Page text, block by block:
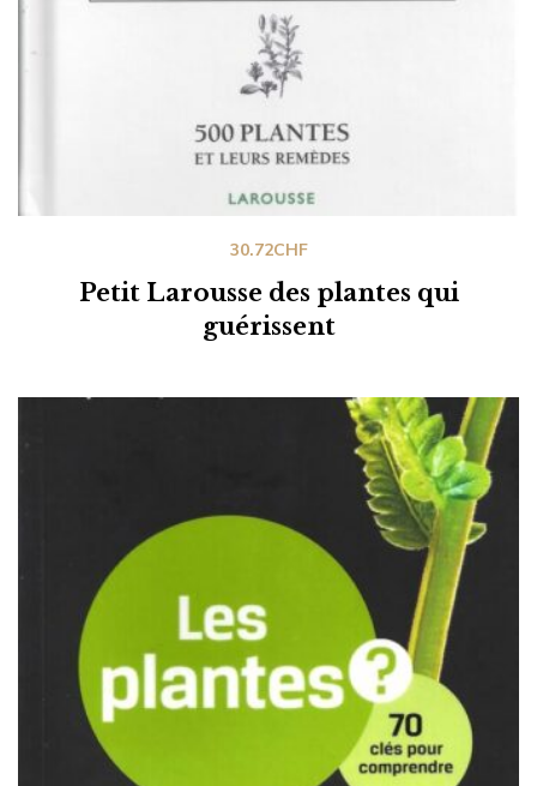
Petit Larousse des plantes qui
guérissent
30.72CHF